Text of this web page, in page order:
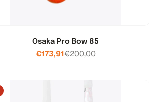
Osaka Pro Bow 85
Verkoopprijs
€173,91Normale
€200,00